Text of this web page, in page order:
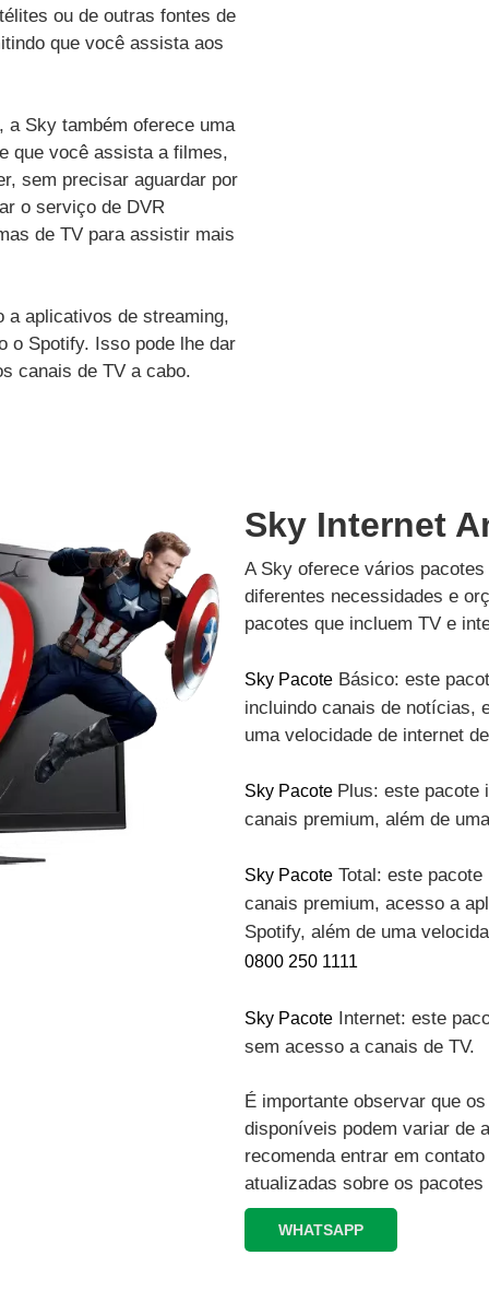
ou de outras fontes de
que você assista aos
a Sky também oferece uma
que você assista a filmes,
sem precisar aguardar por
o serviço de DVR
de TV para assistir mais
a aplicativos de streaming,
o Spotify. Isso pode lhe dar
canais de TV a cabo.
Sky Internet
A Sky oferece vários
diferentes necessidades e
pacotes que incluem TV e
Sky Pacote Básico: este
incluindo canais de notícias,
uma velocidade de internet
Sky Pacote Plus: este pacote
canais premium, além de
Sky Pacote Total: este
canais premium, acesso a
Spotify, além de uma
0800 250 1111
Sky Pacote Internet: este
sem acesso a canais de TV.
É importante observar que
disponíveis podem variar de
recomenda entrar em
atualizadas sobre os
WHATSAPP